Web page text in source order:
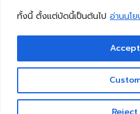
ทั้งนี้ ตั้งแต่บัดนี้เป็นต้นไป อ่านนโ
Copyright © 2026 คณะวิศว
เทคโนโลยีราช